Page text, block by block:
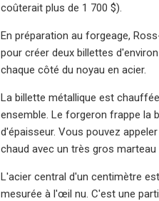
coûterait plus de 1 700 $).
En préparation au forgeage,
pour créer deux billettes
chaque côté du noyau en acier.
La billette métallique est
ensemble. Le forgeron frappe la
d'épaisseur. Vous pouvez
chaud avec un très gros
L'acier central d'un centimètre
mesurée à l'œil nu. C'est une